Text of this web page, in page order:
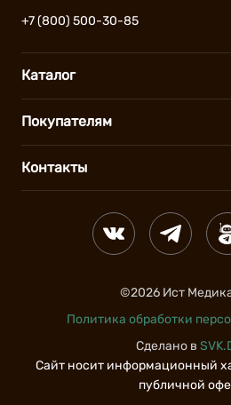
Каталог
Компьютерные томографы
Аппараты ИВЛ
Мониторы пациента
Шприцевые и инфузионные
Покупателям
Доставка и оплата
Вопросы и ответы
Лизинг оборудования
Новости и статьи
Контакты
+7 (800) 500-30-85
Санкт-Петербург
+7 (812) 317-18-63
Новосибирск
Вконтактеtelegram
+7 (800) 500-30-85
©2026 Ист
Политика обработки
Сделано в
Сайт носит информационный
публичной